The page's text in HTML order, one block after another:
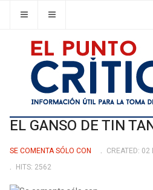
EL GANSO DE TIN
SE COMENTA SÓLO CON
CREATED:
HITS: 2562